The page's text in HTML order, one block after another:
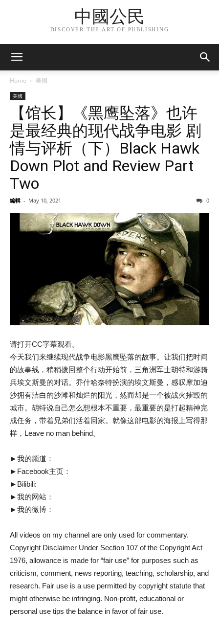
中國公民
DISCOVER THE ART OF PUBLISHING
Home 美國
美國
【馆长】《黑鹰坠落》也许
是最经典的现代战争电影 剧
情与评析（下）Black Hawk
Down Plot and Review Part
Two
編輯 - May 10, 2021 0
请打开CC字幕观看。
今天我们来继续现代战争电影黑鹰坠落的故事。让我们把时间
的故事线，稍稍拨回整个行动开始前，三角洲军士胡特和游骑
兵埃文斯曼的对话。乔什哈奈特扮演的埃文斯曼，感叹摩加迪
沙拥有洁白的沙滩和灿烂的阳光，然而却是一个被战火摧毁的
城市。胡特说自己怎么想根本不重要，最重要的是打起精神完
成任务，带着兄弟们活着回家。就像这部电影的海报上写得那
样，Leave no man behind。
►我的频道：
►Facebook主页：
►Bilibili:
►我的网站：
►我的微博：
All videos on my channel are only used for commentary.
Copyright Disclaimer Under Section 107 of the Copyright Act
1976, allowance is made for “fair use” for purposes such as
criticism, comment, news reporting, teaching, scholarship, and
research. Fair use is a use permitted by copyright statute that
might otherwise be infringing. Non-profit, educational or
personal use tips the balance in favor of fair use.